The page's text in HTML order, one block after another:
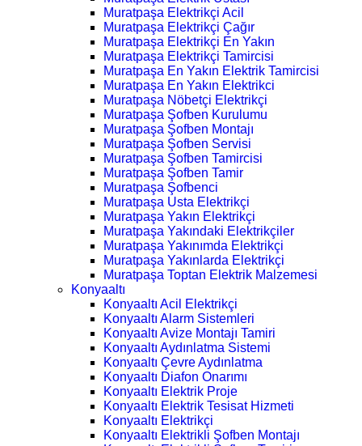
Muratpaşa Elektrikçi Acil
Muratpaşa Elektrikçi Çağır
Muratpaşa Elektrikçi En Yakın
Muratpaşa Elektrikçi Tamircisi
Muratpaşa En Yakın Elektrik Tamircisi
Muratpaşa En Yakın Elektrikci
Muratpaşa Nöbetçi Elektrikçi
Muratpaşa Şofben Kurulumu
Muratpaşa Şofben Montajı
Muratpaşa Şofben Servisi
Muratpaşa Şofben Tamircisi
Muratpaşa Şofben Tamir
Muratpaşa Şofbenci
Muratpaşa Usta Elektrikçi
Muratpaşa Yakın Elektrikçi
Muratpaşa Yakındaki Elektrikçiler
Muratpaşa Yakınımda Elektrikçi
Muratpaşa Yakınlarda Elektrikçi
Muratpaşa Toptan Elektrik Malzemesi
Konyaaltı
Konyaaltı Acil Elektrikçi
Konyaaltı Alarm Sistemleri
Konyaaltı Avize Montajı Tamiri
Konyaaltı Aydınlatma Sistemi
Konyaaltı Çevre Aydınlatma
Konyaaltı Diafon Onarımı
Konyaaltı Elektrik Proje
Konyaaltı Elektrik Tesisat Hizmeti
Konyaaltı Elektrikçi
Konyaaltı Elektrikli Şofben Montajı